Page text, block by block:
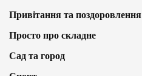
Привітання та поздоровлення
Просто про складне
Сад та город